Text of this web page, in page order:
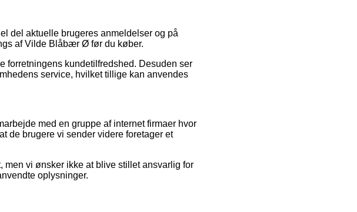
del aktuelle brugeres anmeldelser og på
af Vilde Blåbær Ø før du køber.
forretningens kundetilfredshed. Desuden ser
service, hvilket tillige kan anvendes
med en gruppe af internet firmaer hvor
de brugere vi sender videre foretager et
vi ønsker ikke at blive stillet ansvarlig for
oplysninger.